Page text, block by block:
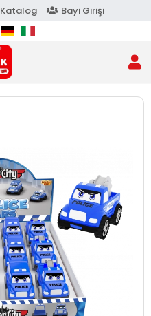
Katalog Bayi Girişi